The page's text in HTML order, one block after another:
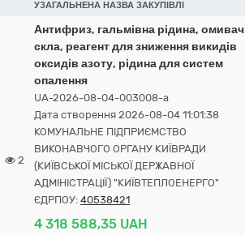
УЗАГАЛЬНЕНА НАЗВА ЗАКУПІВЛІ
2
Антифриз, гальмівна рідина, омивач
скла, реагент для зниження викидів
оксидів азоту, рідина для систем
опалення
UA-2026-08-04-003008-a
Дата створення 2026-08-04 11:01:38
КОМУНАЛЬНЕ ПІДПРИЄМСТВО
ВИКОНАВЧОГО ОРГАНУ КИЇВРАДИ
(КИЇВСЬКОЇ МІСЬКОЇ ДЕРЖАВНОЇ
АДМІНІСТРАЦІЇ) "КИЇВТЕПЛОЕНЕРГО"
ЄДРПОУ: 40538421
4 318 588,35 UAH